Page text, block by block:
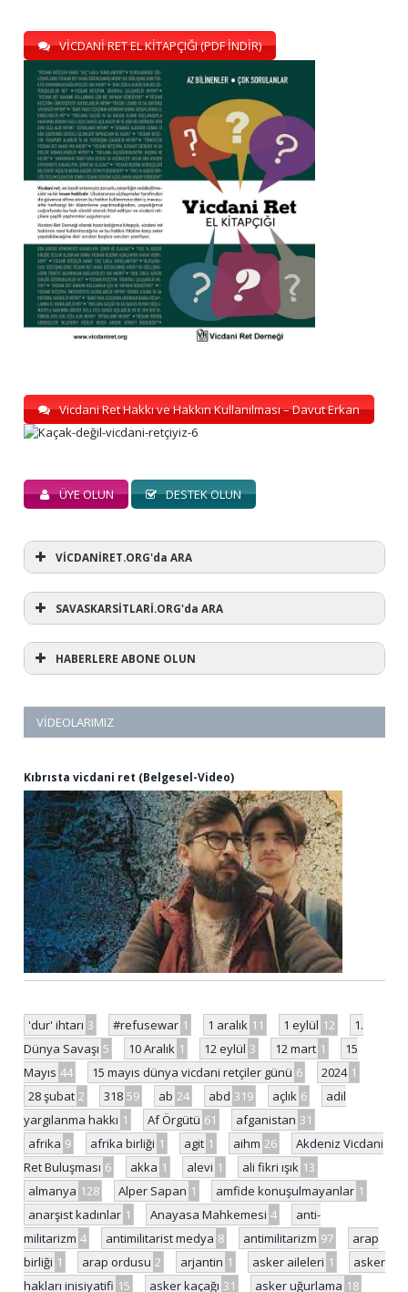
VİCDANİ RET EL KİTAPÇIĞI (PDF İNDİR)
Vicdani Ret Hakkı ve Hakkın Kullanılması – Davut Erkan
ÜYE OLUN DESTEK OLUN
VİCDANİRET.ORG'da ARA
SAVASKARSİTLARİ.ORG'da ARA
HABERLERE ABONE OLUN
VIDEOLARIMIZ
Kıbrısta vicdani ret (Belgesel-Video)
'dur' ihtarı 3 #refusewar 1 1 aralık 11 1 eylül 12
1.
Dünya Savaşı 5 10 Aralık 1 12 eylül 3 12 mart 1
15
Mayıs 44 15 mayıs dünya vicdani retçiler günü 6 2024 1
28 şubat 2 318 59 ab 24 abd 319 açlık 6
adil
yargılanma hakkı 1 Af Örgütü 61 afganistan 31
afrika 9 afrika birliği 1 agit 1 aihm 26
Akdeniz Vicdani
Ret Buluşması 6 akka 1 alevi 1 ali fikri ışık 13
almanya 128 Alper Sapan 1 amfide konuşulmayanlar 1
anarşist kadınlar 1 Anayasa Mahkemesi 4
anti-
militarizm 4 antimilitarist medya 8 antimilitarizm 97
arap
birliği 1 arap ordusu 2 arjantin 1 asker aileleri 1
asker
hakları inisiyatifi 15 asker kaçağı 31 asker uğurlama 18